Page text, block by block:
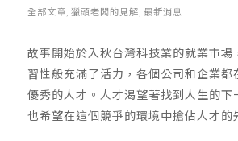
全部文章 獵頭老闆的見解 最新消息
故事開始於入秋台灣科技業的就業市場
習性般充滿了活力，各個公司和企業都
優秀的人才。人才渴望著找到人生的下
也希望在這個競爭的環境中搶佔人才的